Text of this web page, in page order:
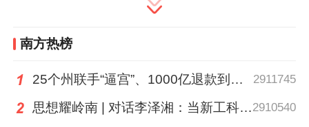
南方热榜
25个州联手“逼宫”、1000亿退款到账，特朗普关税“换壳”术还能撑多久？| 环球深壹度 2911745
思想耀岭南 | 对话李泽湘：当新工科教育遇上大湾区超级供应链2910540